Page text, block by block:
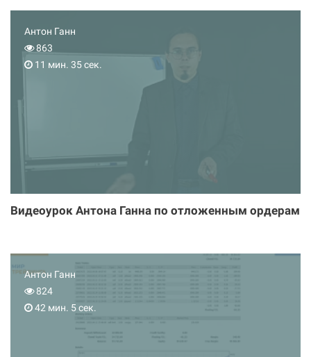
Антон Ганн
863
11 мин. 35 сек.
Видеоурок Антона Ганна по отложенным ордерам
Антон Ганн
824
42 мин. 5 сек.